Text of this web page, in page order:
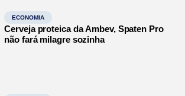
ECONOMIA
Cerveja proteica da Ambev, Spaten Pro
não fará milagre sozinha